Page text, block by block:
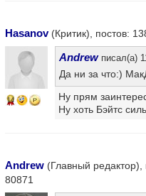
Hasanov(Критик), постов:
14
Andrewписал(а)
Да ни за что:)
Ну прям
Ну хоть Бэйтс
Andrew (Главный редактор),
80871